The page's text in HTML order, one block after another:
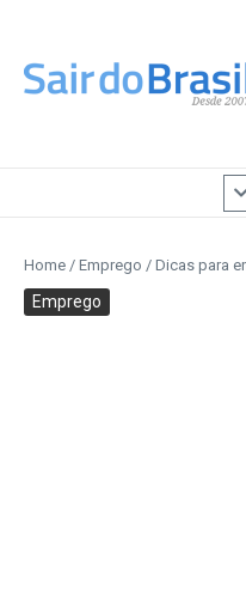
Home / Emprego / Dicas para
Emprego